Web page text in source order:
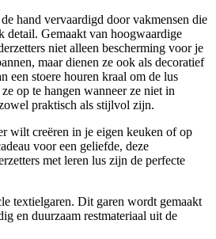
hand vervaardigd door vakmensen die
detail. Gemaakt van hoogwaardige
niet alleen bescherming voor je
maar dienen ze ook als decoratief
een stoere houren kraal om de lus
op te hangen wanneer ze niet in
praktisch als stijlvol zijn.
wilt creëren in je eigen keuken of op
voor een geliefde, deze
met leren lus zijn de perfecte
textielgaren. Dit garen wordt gemaakt
en duurzaam restmateriaal uit de